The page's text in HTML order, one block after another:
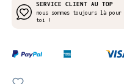
SERVICE CLIENT AU TOP
nous sommes toujours là pour
toi !